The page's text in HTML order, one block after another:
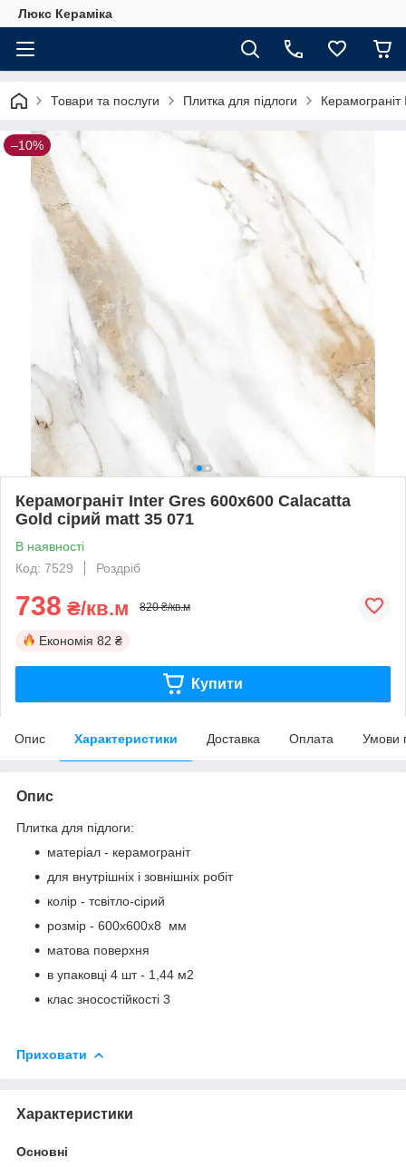
Люкс Кераміка
Товари та послуги Плитка для підлоги
–10%
Керамограніт Inter Gres 600x600 Calacatta
Gold сірий matt 35 071
В наявності
Код: 7529
Роздріб
738 ₴/кв.м 820 ₴/кв.м
Економія 82 ₴
Купити
Опис Характеристики Доставка Оплата Умови
Опис
Плитка для підлоги:
матеріал - керамограніт
для внутрішніх і зовнішніх робіт
колір - тсвітло-сірий
розмір - 600х600х8 мм
матова поверхня
в упаковці 4 шт - 1,44 м2
клас зносостійкості 3
Приховати
Характеристики
Основні